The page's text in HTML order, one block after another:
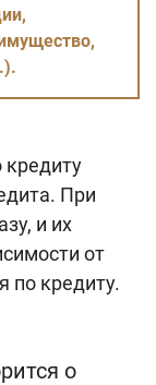
При
и их
от
по кредиту.
о